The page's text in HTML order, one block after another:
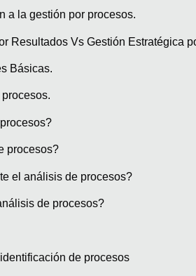
a la gestión por procesos.
Resultados Vs Gestión Estratégica
Básicas.
procesos?
el análisis de procesos?
de procesos?
de procesos